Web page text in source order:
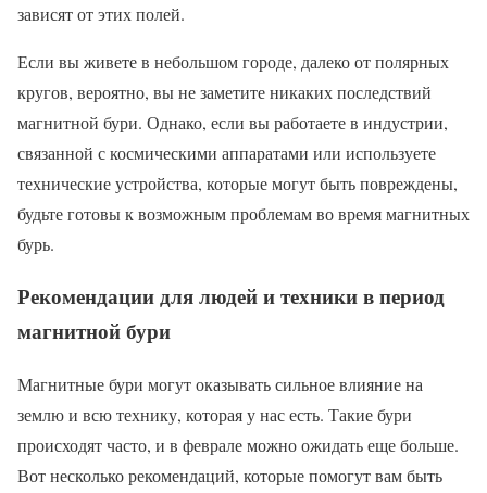
зависят от этих полей.
Если вы живете в небольшом городе, далеко от полярных
кругов, вероятно, вы не заметите никаких последствий
магнитной бури. Однако, если вы работаете в индустрии,
связанной с космическими аппаратами или используете
технические устройства, которые могут быть повреждены,
будьте готовы к возможным проблемам во время магнитных
бурь.
Рекомендации для людей и техники в период
магнитной бури
Магнитные бури могут оказывать сильное влияние на
землю и всю технику, которая у нас есть. Такие бури
происходят часто, и в феврале можно ожидать еще больше.
Вот несколько рекомендаций, которые помогут вам быть